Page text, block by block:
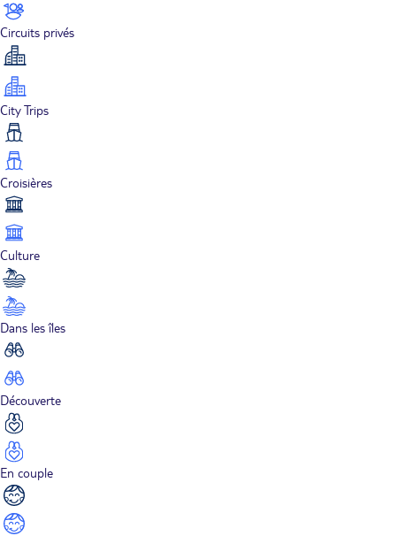
Circuits privés
City Trips
Croisières
Culture
Dans les îles
Découverte
En couple